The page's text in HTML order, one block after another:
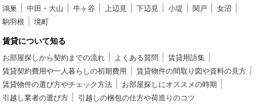
鴻巣
中田・大山 牛ヶ谷 上辺見 下辺見 小堤 関戸
女沼
駒羽根
境町
賃貸について知る
お部屋探しから契約までの流れ よくある質問
賃貸用語集
賃貸契約費用や一人暮らしの初期費用
賃貸物件の間取り図や資料の見方
賃貸物件の選び方やチェック方法
お部屋探しにオススメの時期
引越し業者の選び方
引越しの梱包の仕方や荷造りのコツ